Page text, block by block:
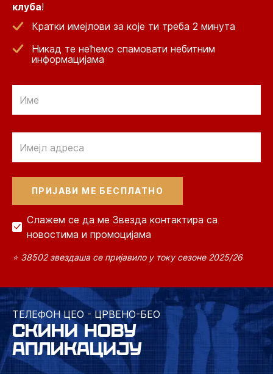
клуба!
Кратки имејлови за које ти треба 2 минута
Никад те нећемо спамовати небитним
информацијама
Слажем се да ме Звезда контактира са
новостима и промоцијама
⭐ 38502 звездаша се пријавило у току сезоне 2025/26
ТЕЛЕФОН ЦЕО - ЦРВЕНО-БЕО
СКИНИ НОВУ
АПЛИКАЦИЈУ